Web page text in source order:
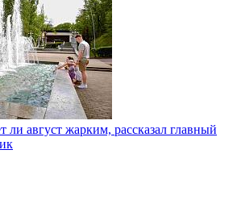
ли август жарким, рассказал главный